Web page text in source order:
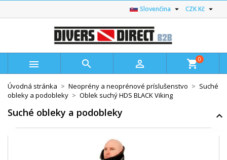
CZK Kč 
Slovenčina 
   shopping_cart0
Úvodná stránka Neoprény a neoprénové príslušenstvo
Suché
obleky a podobleky
Oblek suchý HDS BLACK Viking
Suché obleky a podobleky